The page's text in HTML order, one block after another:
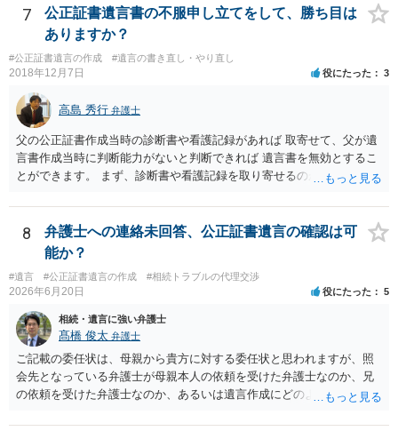
士に直接ご相談されることをお勧めいたします。
7
公正証書遺言書の不服申し立てをして、勝ち目は
ありますか？
#公正証書遺言の作成 #遺言の書き直し・やり直し
2018年12月7日 役にたった 3
高島 秀行 弁護士
父の公正証書作成当時の診断書や看護記録があれば 取寄せて、父が遺
言書作成当時に判断能力がないと判断できれば 遺言書を無効とするこ
とができます。 まず、診断書や看護記録を取り寄せるのが重要となり
いと思います。
8
弁護士への連絡未回答、公正証書遺言の確認は可
能か？
#遺言 #公正証書遺言の作成 #相続トラブルの代理交渉
2026年6月20日 役にたった 5
相続・遺言に強い弁護士
髙橋 俊太 弁護士
ご記載の委任状は、母親から貴方に対する委任状と思われますが、照
会先となっている弁護士が母親本人の依頼を受けた弁護士なのか、兄
の依頼を受けた弁護士なのか、あるいは遺言作成にどのような立場で
と思われます。 仮に、その弁護士が母親本人から依頼を受けているの